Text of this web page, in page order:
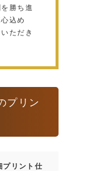
勝ち進
込め
ただき
プリン
プリント仕